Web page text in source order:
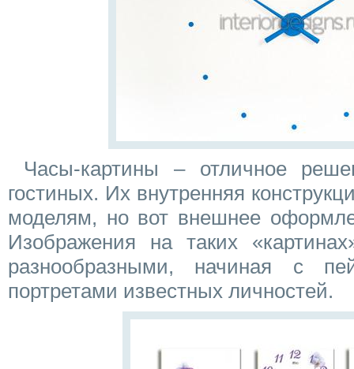
Часы-картины – отличное
гостиных. Их внутренняя
моделям, но вот внешнее
Изображения на таких
разнообразными, начиная с
портретами известных личностей.